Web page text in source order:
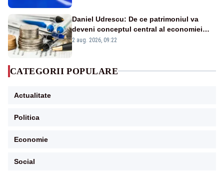
Daniel Udrescu: De ce patrimoniul va
deveni conceptul central al economiei
viitoare?
2 aug. 2026, 09:22
CATEGORII POPULARE
Actualitate
Politica
Economie
Social